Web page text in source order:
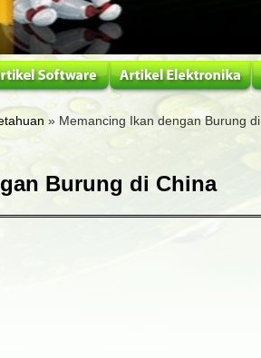
» Memancing Ikan dengan Burung di
Burung di China